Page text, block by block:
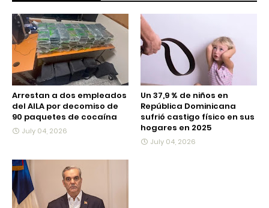
Arrestan a dos empleados
del AILA por decomiso de
90 paquetes de cocaína
July 04, 2026
Un 37,9 % de niños en
República Dominicana
sufrió castigo físico en sus
hogares en 2025
July 04, 2026